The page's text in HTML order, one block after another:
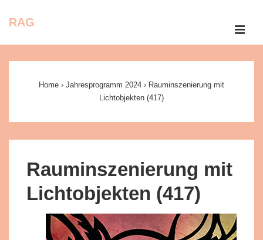
ZumRAG
Home › Jahresprogramm 2024 › Rauminszenierung mit
Lichtobjekten (417)
Rauminszenierung mit
Lichtobjekten (417)